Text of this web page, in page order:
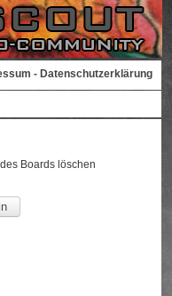
- Datenschutzerklärung
Boards löschen